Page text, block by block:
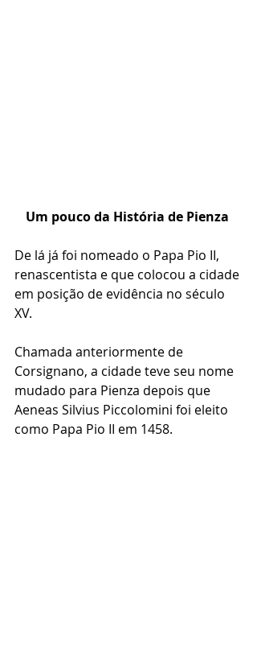
Um pouco da História de Pienza
De lá já foi nomeado o Papa Pio II,
renascentista e que colocou a cidade
em posição de evidência no século
XV.
Chamada anteriormente de
Corsignano, a cidade teve seu nome
mudado para Pienza depois que
Aeneas Silvius Piccolomini foi eleito
como Papa Pio II em 1458.